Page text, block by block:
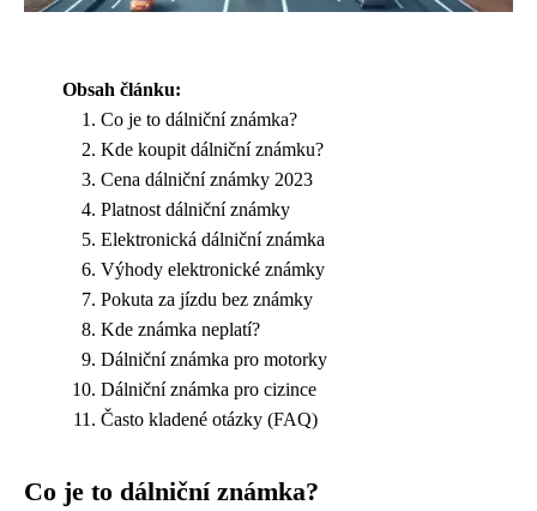
Obsah článku:
Co je to dálniční známka?
Kde koupit dálniční známku?
Cena dálniční známky 2023
Platnost dálniční známky
Elektronická dálniční známka
Výhody elektronické známky
Pokuta za jízdu bez známky
Kde známka neplatí?
Dálniční známka pro motorky
Dálniční známka pro cizince
Často kladené otázky (FAQ)
Co je to dálniční známka?